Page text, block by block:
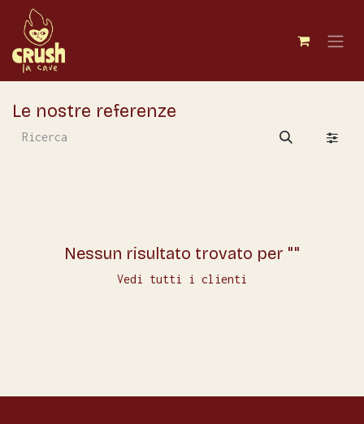
Passa al contenuto
Le nostre referenze
Nessun risultato trovato per ""
Vedi tutti i clienti